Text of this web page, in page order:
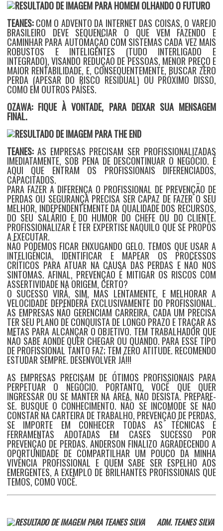
TEANES:COM O ADVENTO DA INTERNET DAS COISAS, O VAREJO
BRASILEIRO DEVE SEQUENCIAR O QUE VEM FAZENDO E
CAMINHAR PARA AUTOMAÇÃO COM SISTEMAS CADA VEZ MAIS
ROBUSTOS E INTELIGENTES (TUDO INTERLIGADO E
INTEGRADO), VISANDO REDUÇÃO DE PESSOAS, MENOR PREÇO E
MAIOR RENTABILIDADE, E, CONSEQUENTEMENTE, BUSCAR ZERO
PERDA (APESAR DO RISCO RESIDUAL) OU PRÓXIMO DISSO,
COMO EM OUTROS PAÍSES.
OZAWA: FIQUE À VONTADE, PARA DEIXAR SUA MENSAGEM
FINAL.
TEANES:AS EMPRESAS PRECISAM SER PROFISSIONALIZADAS
IMEDIATAMENTE, SOB PENA DE DESCONTINUAR O NEGÓCIO. É
AQUI QUE ENTRAM OS PROFISSIONAIS DIFERENCIADOS,
CAPACITADOS.
PARA FAZER A DIFERENÇA O PROFISSIONAL DE PREVENÇÃO DE
PERDAS OU SEGURANÇA PRECISA SER CAPAZ DE FAZER O SEU
MELHOR, INDEPENDENTEMENTE DA QUALIDADE DOS RECURSOS,
DO SEU SALÁRIO E DO HUMOR DO CHEFE OU DO CLIENTE.
PROFISSIONALIZAR É TER EXPERTISE NAQUILO QUE SE PROPÔS
A EXECUTAR.
NÃO PODEMOS FICAR ENXUGANDO GELO. TEMOS QUE USAR A
INTELIGÊNCIA, IDENTIFICAR E MAPEAR OS PROCESSOS
CRÍTICOS PARA ATUAR NA CAUSA DAS PERDAS E NÃO NOS
SINTOMAS. AFINAL, PREVENÇÃO É MITIGAR OS RISCOS COM
ASSERTIVIDADE NA ORIGEM, CERTO?
O SUCESSO VIRÁ, SIM, MAS LENTAMENTE, E MELHORAR A
VELOCIDADE DEPENDERÁ EXCLUSIVAMENTE DO PROFISSIONAL.
AS EMPRESAS NÃO GERENCIAM CARREIRA, CADA UM PRECISA
TER SEU PLANO DE CONQUISTA DE LONGO PRAZO E TRAÇAR AS
METAS PARA ALCANÇAR O OBJETIVO. TEM TRABALHADOR QUE
NÃO SABE AONDE QUER CHEGAR OU QUANDO. PARA ESSE TIPO
DE PROFISSIONAL TANTO FAZ; TEM ZERO ATITUDE. RECOMENDO
ESTUDAR SEMPRE. DESENVOLVER JÁ!!!
AS EMPRESAS PRECISAM DE ÓTIMOS PROFISSIONAIS PARA
PERPETUAR O NEGÓCIO. PORTANTO, VOCÊ QUE QUER
INGRESSAR OU SE MANTER NA ÁREA, NÃO DESISTA. PREPARE-
SE. BUSQUE O CONHECIMENTO. NÃO SE INCOMODE SE NÃO
CONSTAR NA CARTEIRA DE TRABALHO, PREVENÇÃO DE PERDAS,
SE IMPORTE EM CONHECER TODAS AS TÉCNICAS E
FERRAMENTAS ADOTADAS EM CASES SUCESSO POR
PREVENÇÃO DE PERDAS. ANDERSON FINALIZO AGRADECENDO A
OPORTUNIDADE DE COMPARTILHAR UM POUCO DA MINHA
VIVÊNCIA PROFISSIONAL E QUEM SABE SER ESPELHO AOS
EMERGENTES, A EXEMPLO DE BRILHANTES PROFISSIONAIS QUE
TEMOS, COMO VOCÊ.
ADM. TEANES SILVA